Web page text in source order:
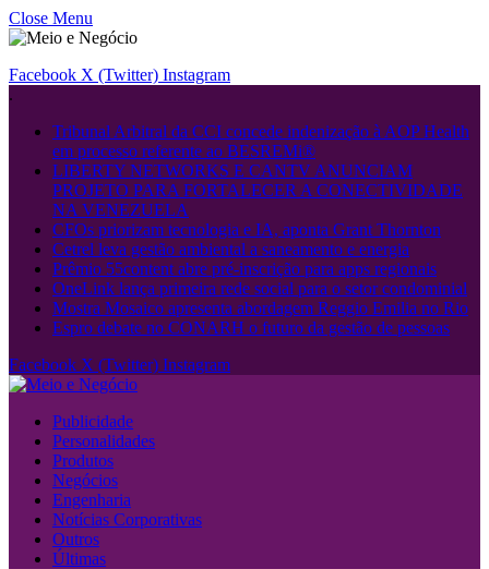
Close Menu
Facebook X (Twitter) Instagram
.
Tribunal Arbitral da CCI concede indenização à AOP Health
em processo referente ao BESREMi®
LIBERTY NETWORKS E CANTV ANUNCIAM
PROJETO PARA FORTALECER A CONECTIVIDADE
NA VENEZUELA
CFOs priorizam tecnologia e IA, aponta Grant Thornton
Cetrel leva gestão ambiental a saneamento e energia
Prêmio 55content abre pré-inscrição para apps regionais
OneLink lança primeira rede social para o setor condominial
Mostra Mosaico apresenta abordagem Reggio Emilia no Rio
Espro debate no CONARH o futuro da gestão de pessoas
Facebook X (Twitter) Instagram
Publicidade
Personalidades
Produtos
Negócios
Engenharia
Notícias Corporativas
Outros
Últimas